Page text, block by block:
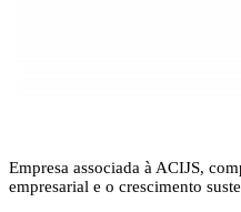
Empresa associada à ACIJS,
empresarial e o crescimento